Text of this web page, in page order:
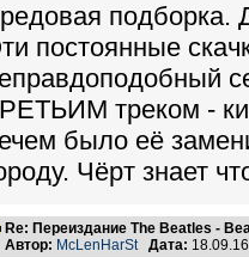
подборка.
постоянные
треком -
было её
Чёрт знает
Re: Переиздание The Beatles -
Автор: McLenHarSt Дата: